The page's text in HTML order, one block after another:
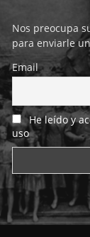
Nos preocupa
para enviarle
Email
He leído y
uso